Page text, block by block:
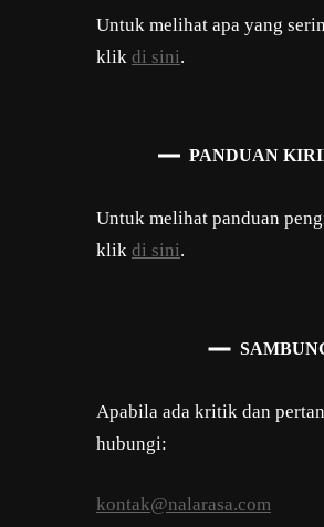
Untuk melihat apa yang
klik di sini.
PANDUAN
Untuk melihat panduan
klik di sini.
Apabila ada kritik dan
hubungi:
kontak@nalarasa.com